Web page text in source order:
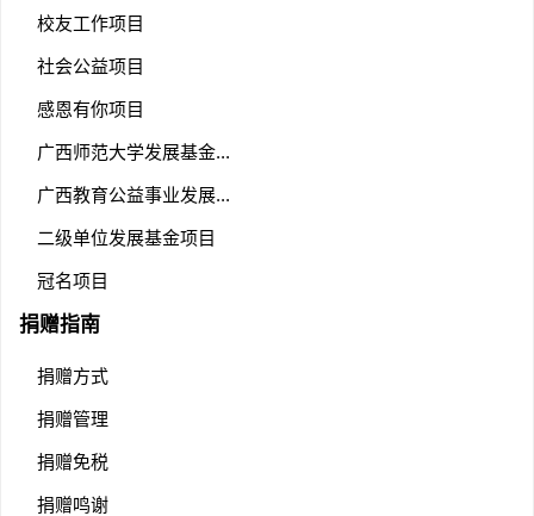
校友工作项目
社会公益项目
感恩有你项目
广西师范大学发展基金...
广西教育公益事业发展...
二级单位发展基金项目
冠名项目
捐赠指南
捐赠方式
捐赠管理
捐赠免税
捐赠鸣谢